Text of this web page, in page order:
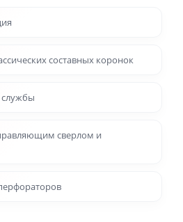
составных коронок
сверлом и